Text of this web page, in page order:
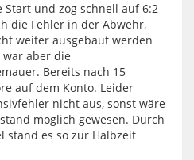
Start und zog schnell auf 6:2
die Fehler in der Abwehr,
weiter ausgebaut werden
aber die
Bereits nach 15
auf dem Konto. Leider
nicht aus, sonst wäre
möglich gewesen. Durch
stand es so zur Halbzeit